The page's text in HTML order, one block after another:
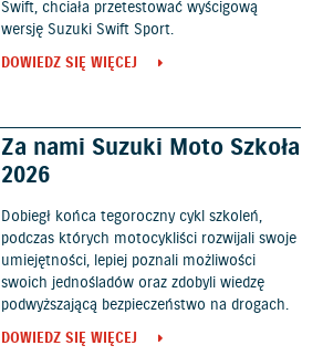
Swift, chciała przetestować wyścigową
wersję Suzuki Swift Sport.
DOWIEDZ SIĘ WIĘCEJ
Za nami Suzuki Moto Szkoła
2026
Dobiegł końca tegoroczny cykl szkoleń,
podczas których motocykliści rozwijali swoje
umiejętności, lepiej poznali możliwości
swoich jednośladów oraz zdobyli wiedzę
podwyższającą bezpieczeństwo na drogach.
DOWIEDZ SIĘ WIĘCEJ